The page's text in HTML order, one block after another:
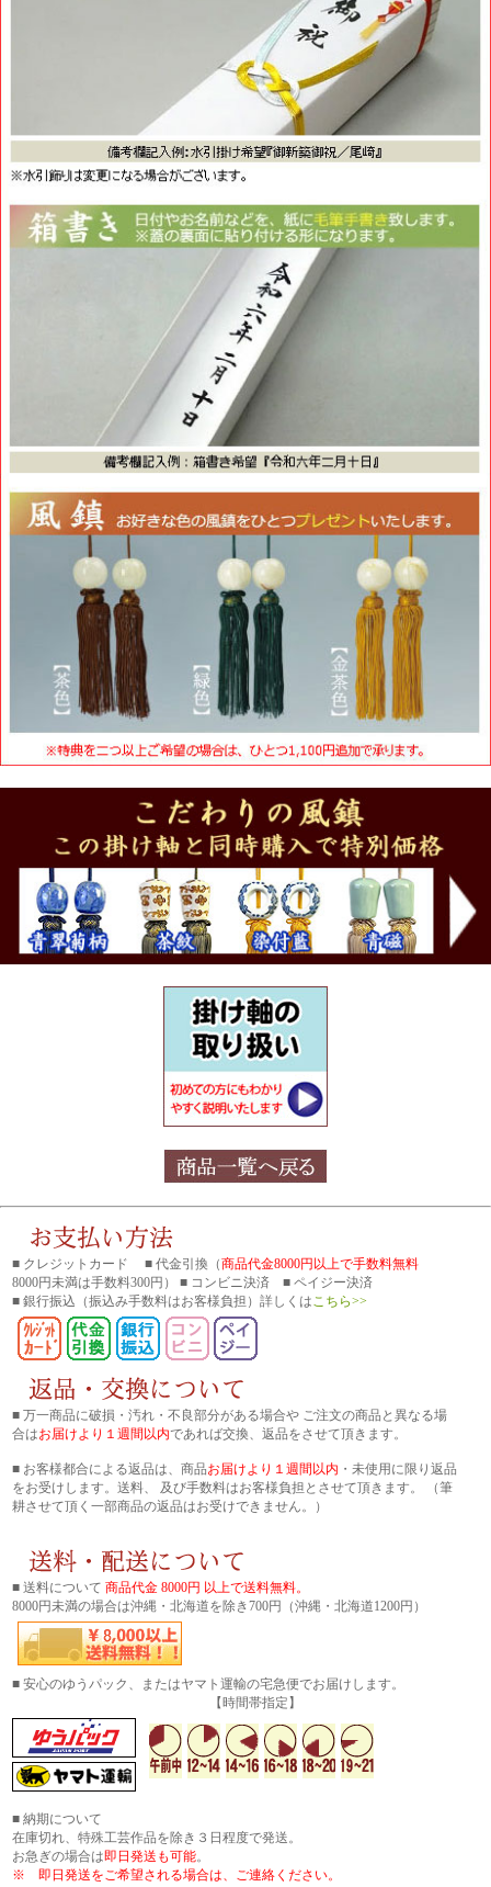
■ クレジットカード ■ 代金引換（商品代金8000円以上で手数料無料
8000円未満は手数料300円） ■ コンビニ決済 ■ ペイジー決済
■ 銀行振込 （振込み手数料はお客様負担）詳しくはこちら>>
■ 万一商品に破損・汚れ・不良部分がある場合や ご注文の商品と異なる場
合はお届けより１週間以内であれば交換、返品をさせて頂きます。
■ お客様都合による返品は、商品お届けより１週間以内 ・未使用に限り返品
をお受けします。送料、 及び手数料はお客様負担とさせて頂きます。 （筆
耕させて頂く一部商品の返品はお受けできません。）
■ 送料について 商品代金 8000円 以上で送料無料。
8000円未満の場合は沖縄・北海道を除き700円（沖縄・北海道1200円）
■ 安心のゆうパック、またはヤマト運輸の宅急便でお届けします。
【時間帯指定】
■ 納期について
在庫切れ、特殊工芸作品を除き３日程度で発送。
お急ぎの場合は即日発送も可能。
※ 即日発送をご希望される場合は、ご連絡ください。